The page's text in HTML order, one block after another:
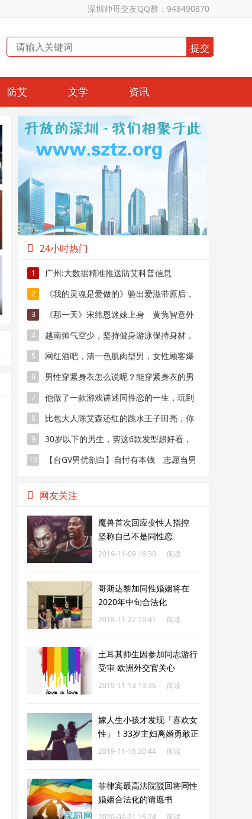
深圳帅哥交友QQ群：948490870
防艾 文学 资讯
24小时热门
1 广州:大数据精准推送防艾科普信息
2
《我的灵魂是爱做的》验出爱滋带原后，
他被逼休学、连住的地方都没有…
3
《那一天》宋纬恩迷妹上身 黄隽智意外
钓出婆妈腐女粉
4
越南帅气空少，坚持健身游泳保持身材，
引无数乘客犯花痴
5
网红酒吧，清一色肌肉型男，女性顾客爆
满
6
男性穿紧身衣怎么说呢？能穿紧身衣的男
性，首先能满足这4个条件
7
他做了一款游戏讲述同性恋的一生，玩到
最佳结局的多是异性恋
8
比包大人陈艾森还红的跳水王子田亮，你
还记得吗？
9
30岁以下的男生，剪这6款发型超好看，
阳光又帅气
10
【台GV男优剖白】自忖有本钱 志愿当男
网友关注
魔兽首次回应变性人指控
坚称自己不是同性恋
2019-11-09 16:30
阅读
哥斯达黎加同性婚姻将在
2020年中旬合法化
2018-11-22 10:41
阅读
土耳其师生因参加同志游行
受审 欧洲外交官关心
2019-11-13 19:36
阅读
嫁人生小孩才发现「喜欢女
性」！33岁主妇离婚勇敢正
视性取向
2019-11-16 20:44
阅读
菲律宾最高法院驳回将同性
婚姻合法化的请愿书
2020-02-21 15:24
阅读